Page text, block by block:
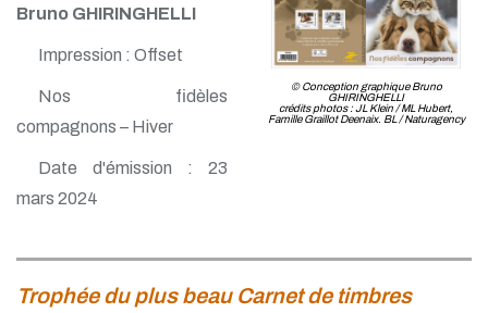
Bruno GHIRINGHELLI
Impression : Offset
Nos fidèles
compagnons – Hiver
Date d'émission : 23
mars 2024
© Conception graphique Bruno
GHIRINGHELLI
crédits photos : JL Klein / ML Hubert,
Famille Graillot Deenaix. BL / Naturagency
Trophée du plus beau Carnet de timbres